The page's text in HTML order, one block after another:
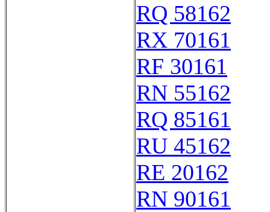
RQ 58162
RX 70161
RF 30161
RN 55162
RQ 85161
RU 45162
RE 20162
RN 90161